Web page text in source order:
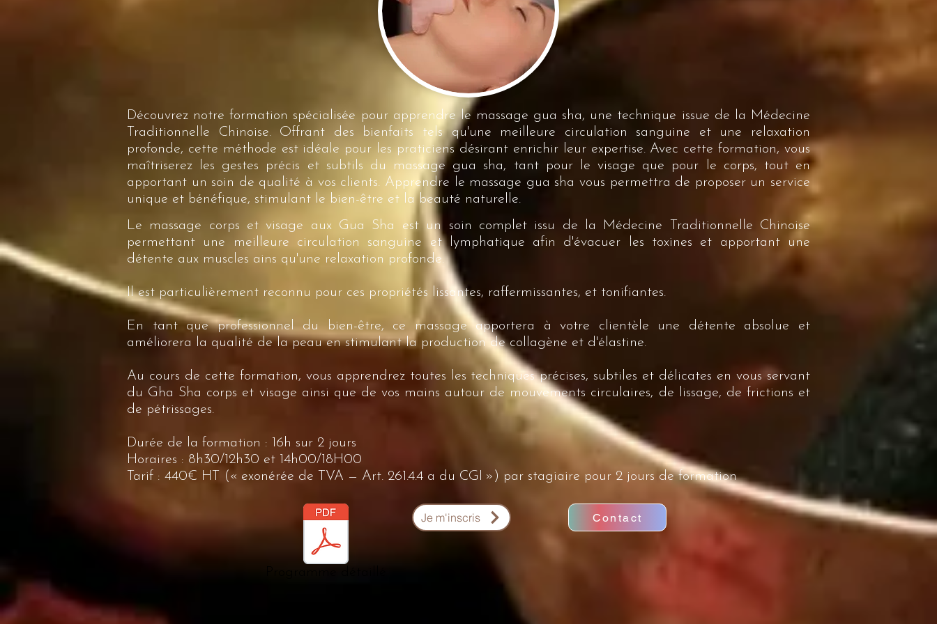
Découvrez notre formation spécialisée pour apprendre le massage gua sha, une technique issue de la Médecine
Traditionnelle Chinoise. Offrant des bienfaits tels qu'une meilleure circulation sanguine et une relaxation
profonde, cette méthode est idéale pour les praticiens désirant enrichir leur expertise. Avec cette formation, vous
maîtriserez les gestes précis et subtils du massage gua sha, tant pour le visage que pour le corps, tout en
apportant un soin de qualité à vos clients. Apprendre le massage gua sha vous permettra de proposer un service
unique et bénéfique, stimulant le bien-être et la beauté naturelle.
Le massage corps et visage aux Gua Sha est un soin complet issu de la Médecine Traditionnelle Chinoise
permettant une meilleure circulation sanguine et lymphatique afin d'évacuer les toxines et apportant une
détente aux muscles ains qu'une relaxation profonde.
Il est particulièrement reconnu pour ces propriétés lissantes, raffermissantes, et tonifiantes.
En tant que professionnel du bien-être, ce massage apportera à votre clientèle une détente absolue et
améliorera la qualité de la peau en stimulant la production de collagène et d'élastine.
Au cours de cette formation, vous apprendrez toutes les techniques précises, subtiles et délicates en vous servant
du Gha Sha corps et visage ainsi que de vos mains autour de mouvements circulaires, de lissage, de frictions et
de pétrissages.
Durée de la formation : 16h sur 2 jours
Horaires : 8h30/12h30 et 14h00/18H00
Tarif : 440€ HT (« exonérée de TVA — Art. 261.4.4 a du CGI ») par stagiaire pour 2 jours de formation
Je m'inscris Contact